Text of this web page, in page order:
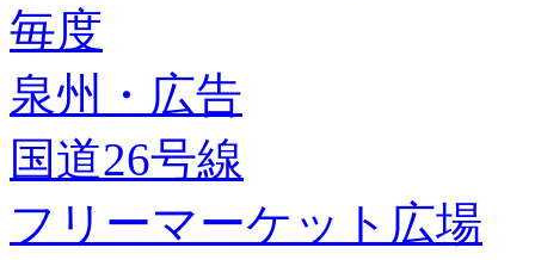
毎度
泉州・広告
国道26号線
フリーマーケット広場